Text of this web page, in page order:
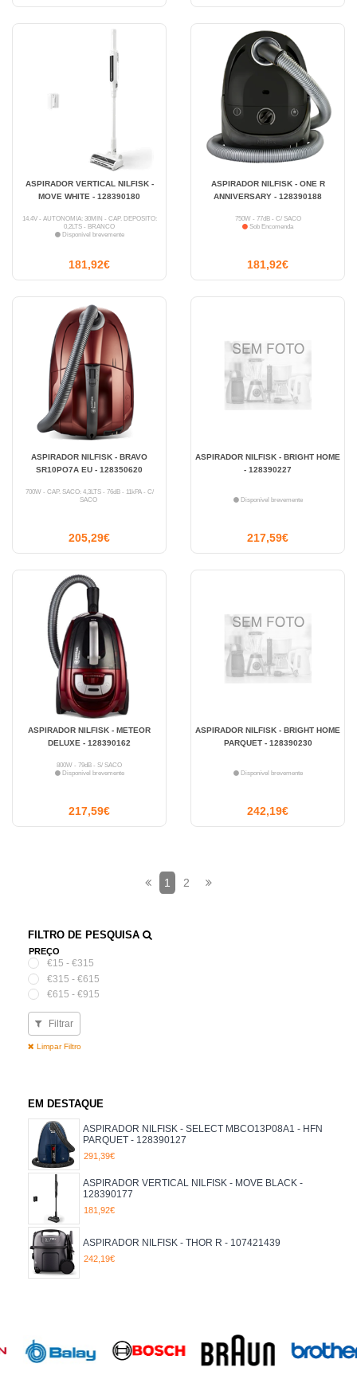
FILTRO DE PESQUISA
PREÇO
€15 - €315
€315 - €615
€615 - €915
Filtrar
Limpar Filtro
EM DESTAQUE
ASPIRADOR NILFISK - SELECT MBCO13P08A1 - HFN
PARQUET - 128390127
291,39€
ASPIRADOR VERTICAL NILFISK - MOVE BLACK -
128390177
181,92€
ASPIRADOR NILFISK - THOR R - 107421439
242,19€
ASPIRADOR VERTICAL NILFISK -
MOVE WHITE - 128390180
14.4V - AUTONOMIA: 30MIN - CAP. DEPÓSITO:
0,2LTS - BRANCO
Disponível brevemente
181,92€
ASPIRADOR NILFISK - ONE R
ANNIVERSARY - 128390188
750W - 77dB - C/ SACO
Sob Encomenda
181,92€
ASPIRADOR NILFISK - BRAVO
SR10PO7A EU - 128350620
700W - CAP. SACO: 4,3LTS - 76dB - 11kPA - C/
SACO
205,29€
ASPIRADOR NILFISK - BRIGHT HOME
- 128390227
Disponível brevemente
217,59€
ASPIRADOR NILFISK - METEOR
DELUXE - 128390162
800W - 79dB - S/ SACO
Disponível brevemente
217,59€
ASPIRADOR NILFISK - BRIGHT HOME
PARQUET - 128390230
Disponível brevemente
242,19€
1 2